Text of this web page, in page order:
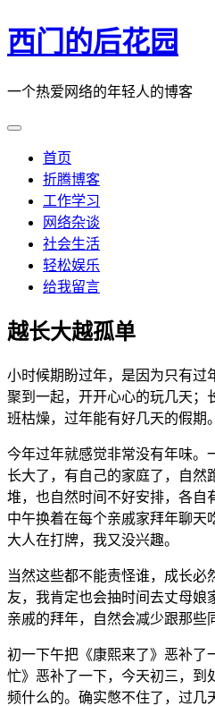
西门的后花园
一个热爱网络的年轻人的博客
首页
折腾博客
工作学习
网络杂谈
社会生活
轻松娱乐
给我留言
越长大越孤单
小时候期盼过年，是因为只有过
聚到一起，开开心心的玩几天；
班枯燥，过年能有好几天的假期。
今年过年就感觉非常没有年味。
长大了，有自己的家庭了，自然
堆，也自然时间不好安排，各自
中午换着在每个亲戚家拜年聊天
大人在打牌，我又没兴趣。
当然这些都不能责怪谁，成长必
友，我肯定也会抽时间去丈母娘
亲戚的拜年，自然会减少跟那些
初一下午把《康熙来了》恶补了
忙》恶补了一下，今天初三，到
频什么的。确实憋不住了，过几